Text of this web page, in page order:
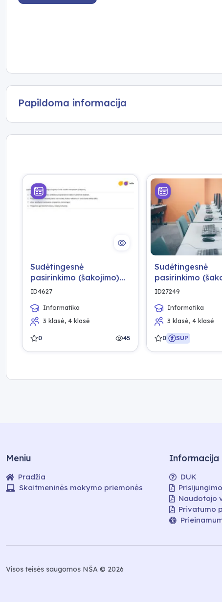
Papildoma informacija
Sudėtingesnė
pasirinkimo (šakojimo)
komanda.
ID4627
Informatika
3 klasė, 4 klasė
0 45
Sudėtingesnė
pasirinkimo
komanda.
ID27249
Informatika
3 klasė, 4 klasė
0 SUP
Meniu
Pradžia
Skaitmeninės mokymo priemonės
Informacija
DUK
Naudotojo
Privatumo
Visos teisės saugomos NŠA © 2026